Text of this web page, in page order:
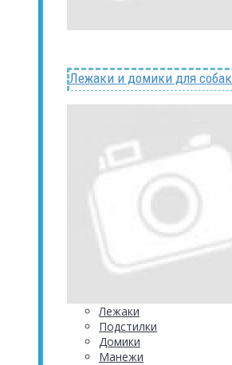
Лежаки и домики для собак
Лежаки
Подстилки
Домики
Манежи